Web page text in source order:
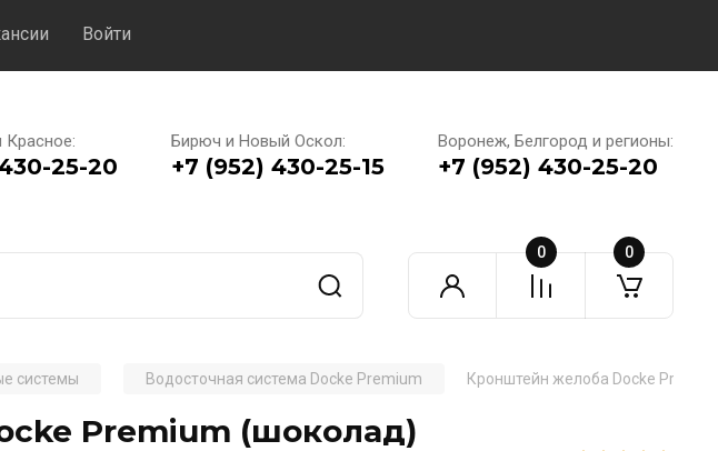
Войти
Красное:
25-20
Бирюч и Новый Оскол:
+7 (952) 430-25-15
Воронеж, Белгород и регионы:
+7 (952) 430-25-20
0 0
системы Водосточная система Docke Premium Кронштейн желоба Docke
Premium (шоколад)